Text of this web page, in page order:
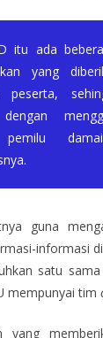
itu ada
yang
peserta,
pemilu
guna
informasi
satu
mempunyai tim
yang